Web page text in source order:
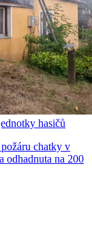
hasičů
chatky v
odhadnuta na 200